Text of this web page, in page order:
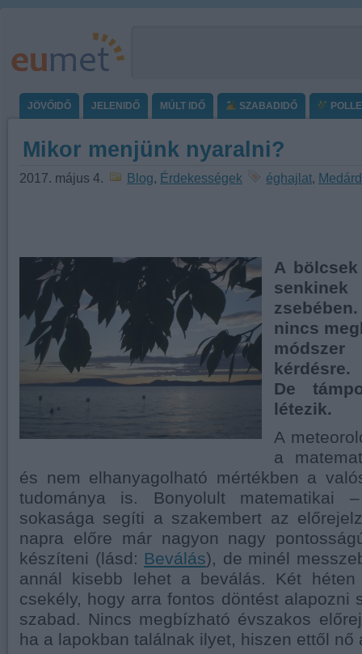
JÖVŐIDŐ JELENIDŐ MÚLT IDŐ SZABADIDŐ
Mikor menjünk nyaralni?
2017. május 4. Blog, Érdekességek éghajlat, Medárd
A
nincs
kérdésre.
De
létezik.
A
a
és nem elhanyagolható mértékben a
tudománya is. Bonyolult matematikai
sokasága segíti a szakembert az
napra előre már nagyon nagy
készíteni (lásd: Beválás), de minél
annál kisebb lehet a beválás. Két
csekély, hogy arra fontos döntést alapozni
szabad. Nincs megbízható évszakos
ha a lapokban találnak ilyet, hiszen ettől nő